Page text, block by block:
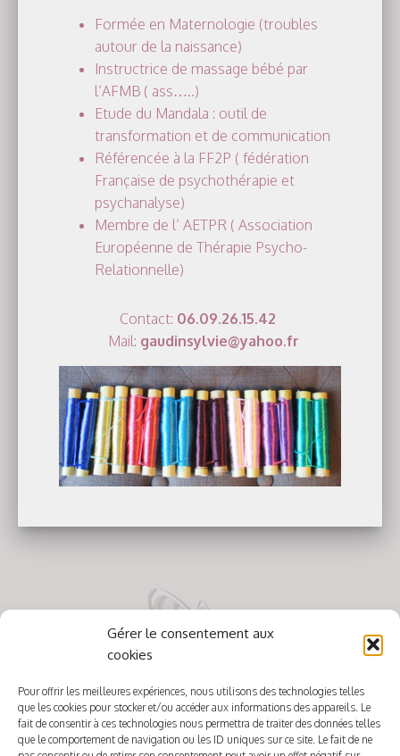
Gérer le consentement aux
cookies
Pour offrir les meilleures expériences, nous utilisons des technologies telles
que les cookies pour stocker et/ou accéder aux informations des appareils. Le
fait de consentir à ces technologies nous permettra de traiter des données telles
que le comportement de navigation ou les ID uniques sur ce site. Le fait de ne
Formée en Maternologie (troubles
autour de la naissance)
Instructrice de massage bébé par
l’AFMB ( ass…..)
Etude du Mandala : outil de
transformation et de communication
Référencée à la FF2P ( fédération
Française de psychothérapie et
psychanalyse)
Membre de l’ AETPR ( Association
Européenne de Thérapie Psycho-
Relationnelle)
Contact: 06.09.26.15.42
Mail: gaudinsylvie@yahoo.fr